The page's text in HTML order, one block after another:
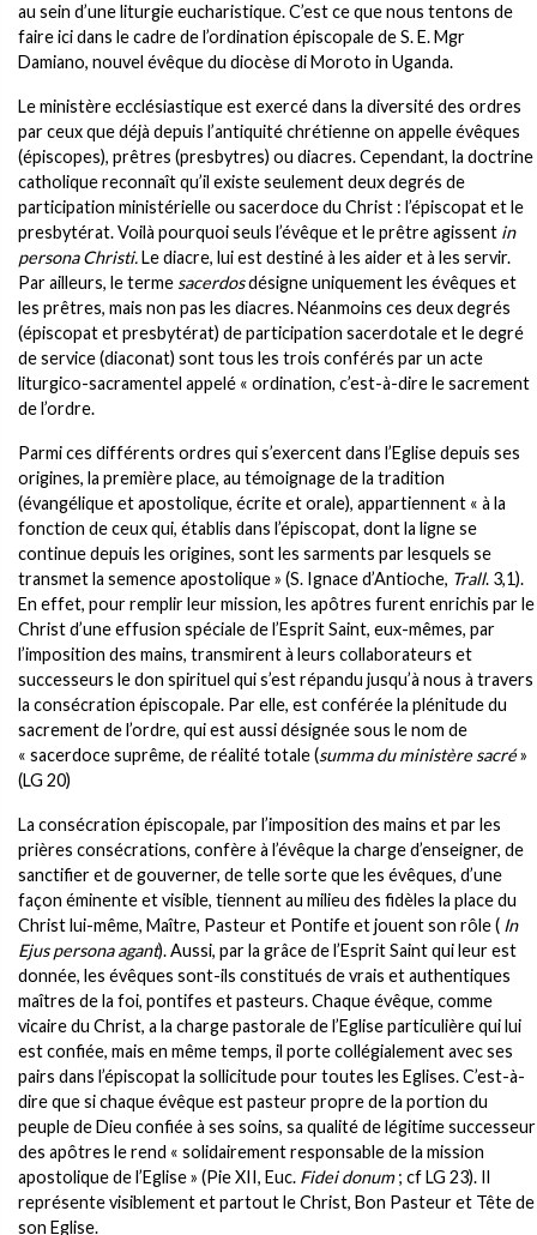
au sein d’une liturgie eucharistique. C’est ce que nous tentons de
faire ici dans le cadre de l’ordination épiscopale de S. E. Mgr
Damiano, nouvel évêque du diocèse di Moroto in Uganda.
Le ministère ecclésiastique est exercé dans la diversité des ordres
par ceux que déjà depuis l’antiquité chrétienne on appelle évêques
(épiscopes), prêtres (presbytres) ou diacres. Cependant, la doctrine
catholique reconnaît qu’il existe seulement deux degrés de
participation ministérielle ou sacerdoce du Christ : l’épiscopat et le
presbytérat. Voilà pourquoi seuls l’évêque et le prêtre agissent in
persona Christi.Le diacre, lui est destiné à les aider et à les servir.
Par ailleurs, le terme sacerdosdésigne uniquement les évêques et
les prêtres, mais non pas les diacres. Néanmoins ces deux degrés
(épiscopat et presbytérat) de participation sacerdotale et le degré
de service (diaconat) sont tous les trois conférés par un acte
liturgico-sacramentel appelé « ordination, c’est-à-dire le sacrement
de l’ordre.
Parmi ces différents ordres qui s’exercent dans l’Eglise depuis ses
origines, la première place, au témoignage de la tradition
(évangélique et apostolique, écrite et orale), appartiennent « à la
fonction de ceux qui, établis dans l’épiscopat, dont la ligne se
continue depuis les origines, sont les sarments par lesquels se
transmet la semence apostolique » (S. Ignace d’Antioche, Trall. 3,1).
En effet, pour remplir leur mission, les apôtres furent enrichis par le
Christ d’une effusion spéciale de l’Esprit Saint, eux-mêmes, par
l’imposition des mains, transmirent à leurs collaborateurs et
successeurs le don spirituel qui s’est répandu jusqu’à nous à travers
la consécration épiscopale. Par elle, est conférée la plénitude du
sacrement de l’ordre, qui est aussi désignée sous le nom de
« sacerdoce suprême, de réalité totale (summa du ministère sacré»
(LG 20)
La consécration épiscopale, par l’imposition des mains et par les
prières consécrations, confère à l’évêque la charge d’enseigner, de
sanctifier et de gouverner, de telle sorte que les évêques, d’une
façon éminente et visible, tiennent au milieu des fidèles la place du
Christ lui-même, Maître, Pasteur et Pontife et jouent son rôle ( In
Ejus persona agant). Aussi, par la grâce de l’Esprit Saint qui leur est
donnée, les évêques sont-ils constitués de vrais et authentiques
maîtres de la foi, pontifes et pasteurs. Chaque évêque, comme
vicaire du Christ, a la charge pastorale de l’Eglise particulière qui lui
est confiée, mais en même temps, il porte collégialement avec ses
pairs dans l’épiscopat la sollicitude pour toutes les Eglises. C’est-à-
dire que si chaque évêque est pasteur propre de la portion du
peuple de Dieu confiée à ses soins, sa qualité de légitime successeur
des apôtres le rend « solidairement responsable de la mission
apostolique de l’Eglise » (Pie XII, Euc. Fidei donum; cf LG 23). Il
représente visiblement et partout le Christ, Bon Pasteur et Tête de
son Eglise.